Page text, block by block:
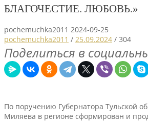
БЛАГОЧЕСТИЕ. ЛЮБОВЬ.»
pochemuchka2011 2024-09-25
pochemuchka2011 / 25.09.2024 / 304
Поделиться в
По поручению Губернатора Тульской
Миляева в регионе сформирован и